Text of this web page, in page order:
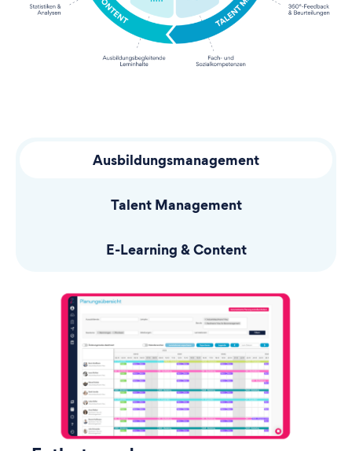
Ausbildungsmanagement
Talent Management
E-Learning & Content